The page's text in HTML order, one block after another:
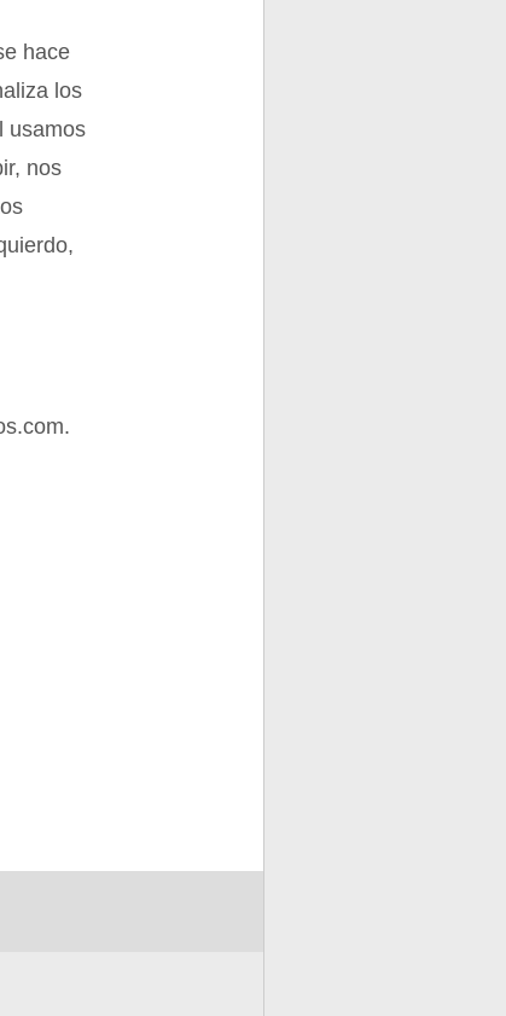
hace
los
usamos
nos